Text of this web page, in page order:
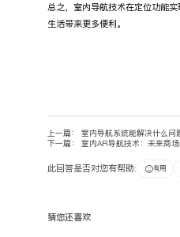
总之，室内导航技术在定位功能
生活带来更多便利。
上一篇： 室内导航系统能解决什么问
下一篇： 室内AR导航技术：未来商
此回答是否对您有帮助: 有用
猜您还喜欢